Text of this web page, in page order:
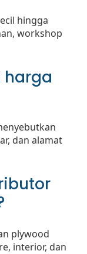
hingga
workshop
harga
dan alamat
plywood
interior, dan